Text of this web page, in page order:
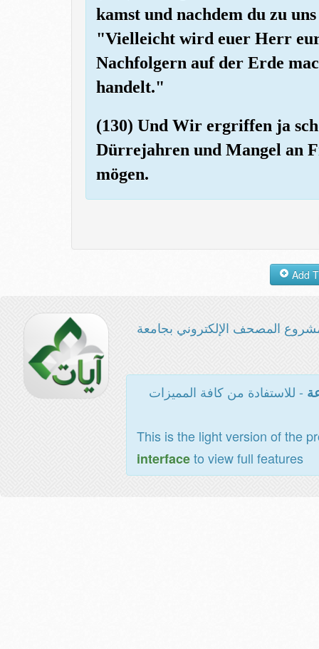
kamst und nachdem du zu
"Vielleicht wird euer Herr
Nachfolgern auf der Erde
handelt."
(130) Und Wir ergriffen ja
Dürrejahren und Mangel an
mögen.
المصحف الإلكتروني بجامعة
- للاستفادة من كافة المميزات
This is the light version of the
interfaceto view full features